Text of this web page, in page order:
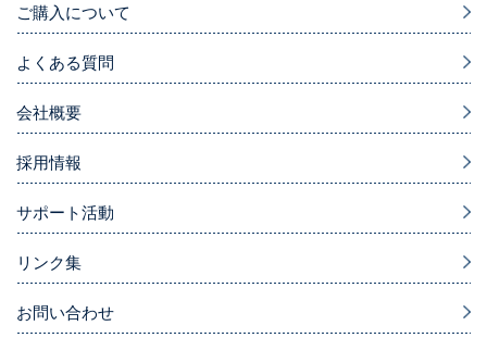
ご購入について
よくある質問
会社概要
採用情報
サポート活動
リンク集
お問い合わせ